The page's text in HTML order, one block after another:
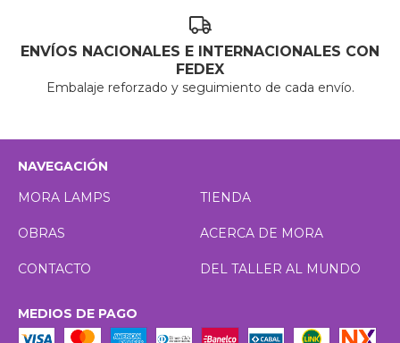
ENVÍOS NACIONALES E INTERNACIONALES CON
FEDEX
Embalaje reforzado y seguimiento de cada envío.
NAVEGACIÓN
MORA LAMPS
TIENDA
OBRAS ACERCA DE MORA
CONTACTO DEL TALLER AL MUNDO
MEDIOS DE PAGO